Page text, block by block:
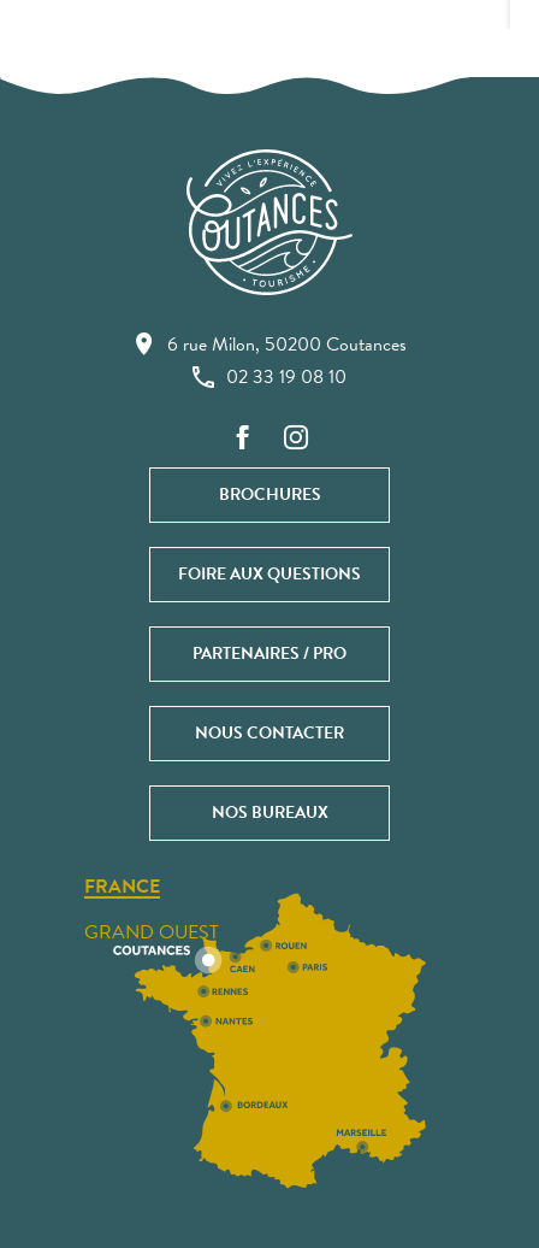
6 rue Milon, 50200 Coutances
02 33 19 08 10
BROCHURES
FOIRE AUX QUESTIONS
PARTENAIRES / PRO
NOUS CONTACTER
NOS BUREAUX
FRANCE
GRAND OUEST